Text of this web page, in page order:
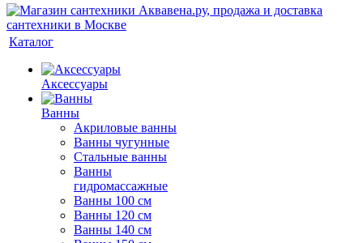
Каталог
Аксессуары
Ванны
Акриловые ванны
Ванны чугунные
Стальные ванны
Ванны
гидромассажные
Ванны 100 см
Ванны 120 см
Ванны 140 см